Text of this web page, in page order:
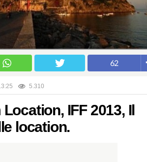
62
5.310
IFF 2013, Il
location.